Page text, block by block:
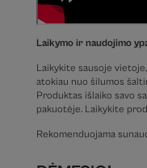
Laikymo ir naudojimo
Laikykite sausoje
atokiau nuo šilumos
Produktas išlaiko savo
pakuotėje. Laikykite
Rekomenduojama